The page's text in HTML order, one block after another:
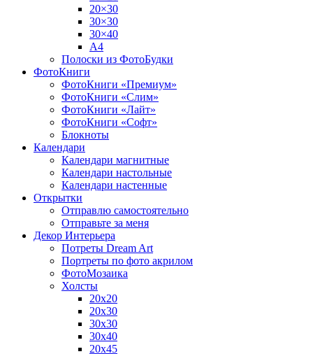
20×30
30×30
30×40
A4
Полоски из ФотоБудки
ФотоКниги
ФотоКниги «Премиум»
ФотоКниги «Слим»
ФотоКниги «Лайт»
ФотоКниги «Софт»
Блокноты
Календари
Календари магнитные
Календари настольные
Календари настенные
Открытки
Отправлю самостоятельно
Отправьте за меня
Декор Интерьера
Потреты Dream Art
Портреты по фото акрилом
ФотоМозаика
Холсты
20х20
20х30
30х30
30х40
20х45